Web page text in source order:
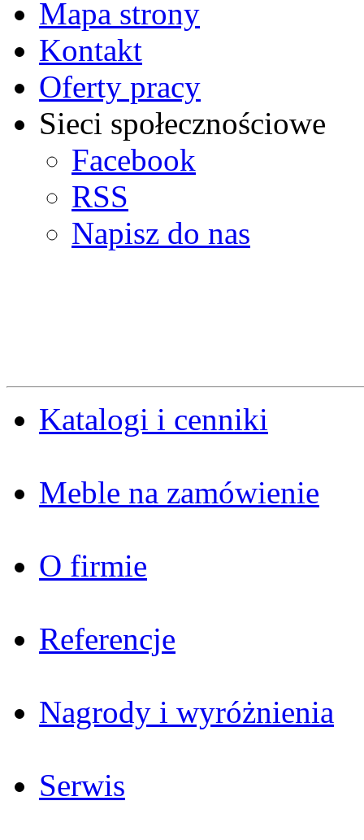
Mapa strony
Kontakt
Oferty pracy
Sieci społecznościowe
Facebook
RSS
Napisz do nas
Katalogi i cenniki
Meble na zamówienie
O firmie
Referencje
Nagrody i wyróżnienia
Serwis